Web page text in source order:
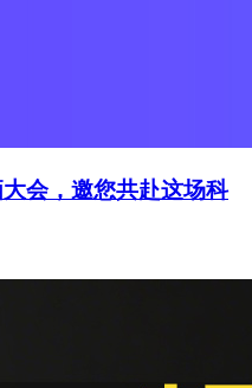
会，邀您共赴这场科